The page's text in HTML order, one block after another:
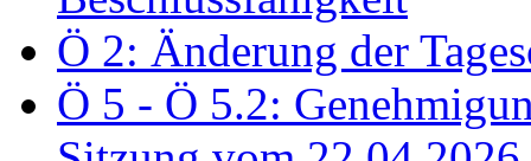
Ö 2: Änderung der
Ö 5 - Ö 5.2: